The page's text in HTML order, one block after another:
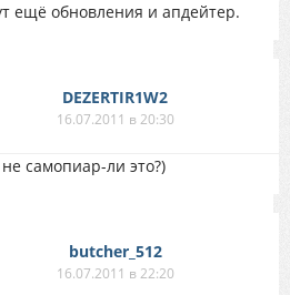
ещё обновления и апдейтер.
DEZERTIR1W2
16.07.2011 в 20:30
самопиар-ли это?)
butcher_512
16.07.2011 в 22:20